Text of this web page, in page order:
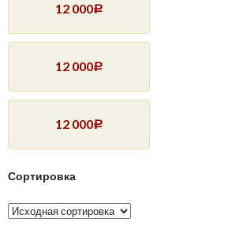
12 000Р
12 000Р
12 000Р
Сортировка